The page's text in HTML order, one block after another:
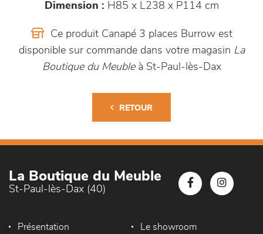
Dimension : H85 x L238 x P114 cm
Ce produit Canapé 3 places Burrow est
disponible sur commande dans votre magasin La
Boutique du Meubleà St-Paul-lès-Dax
RETOUR
La Boutique du Meuble
St-Paul-lès-Dax (40)
Présentation Le showroom